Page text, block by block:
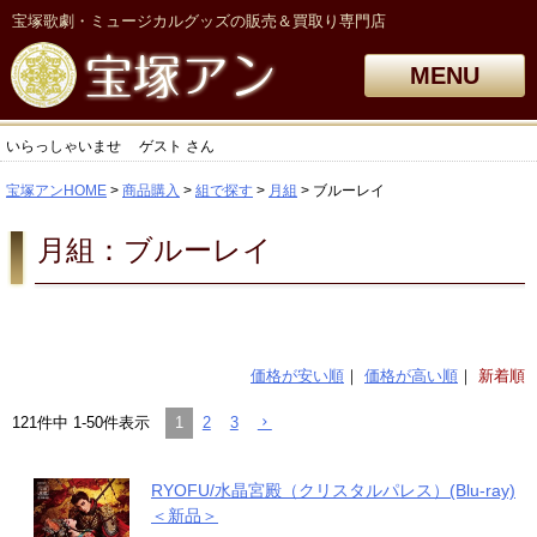
宝塚歌劇・ミュージカルグッズの販売＆買取り専門店
MENU
いらっしゃいませ ゲスト さん
宝塚アンHOME 商品購入 組で探す 月組 ブルーレイ
月組：ブルーレイ
価格が安い順 価格が高い順 新着順
121件中 1-50件表示 1 2 3
RYOFU/水晶宮殿（クリスタルパレス）(Blu-ray)
＜新品＞